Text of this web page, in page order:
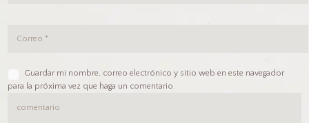
Guardar mi nombre, correo electrónico y sitio web en este navegador
para la próxima vez que haga un comentario.